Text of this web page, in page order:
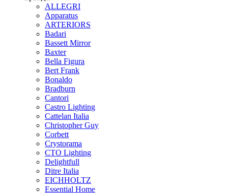
ALLEGRI
Apparatus
ARTERIORS
Badari
Bassett Mirror
Baxter
Bella Figura
Bert Frank
Bonaldo
Bradburn
Cantori
Castro Lighting
Cattelan Italia
Christopher Guy
Corbett
Crystorama
CTO Lighting
Delightfull
Ditre Italia
EICHHOLTZ
Essential Home